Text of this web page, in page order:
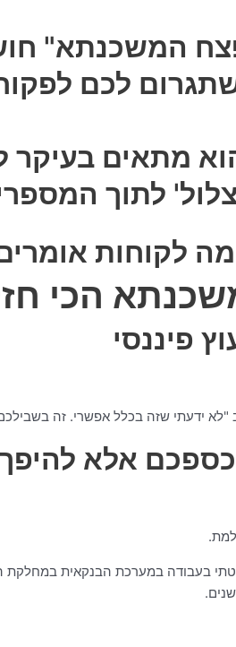
המשכנתא"
לכם לפקוח
מתאים בעיקר
לתוך
הכי
פיננסי
ידעתי שזה בכלל אפשרי. זה
אלא
בעבודה במערכת הבנקאית